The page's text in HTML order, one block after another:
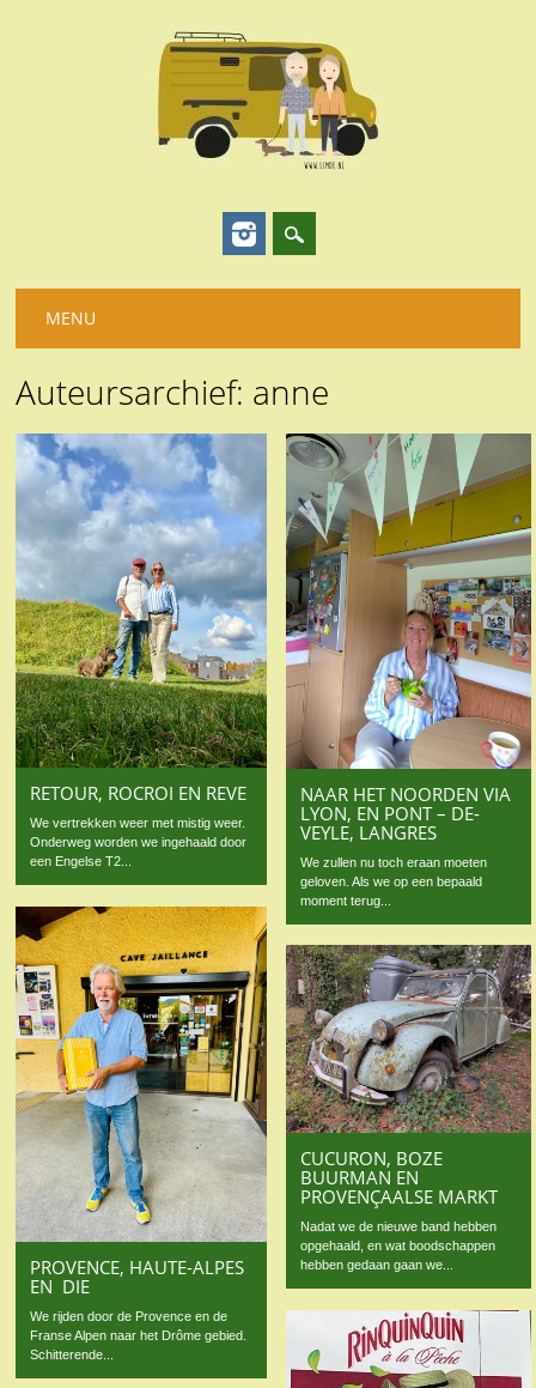
Hoofdmenu
naar
MENU
Auteursarchief: anne
RETOUR, ROCROI EN REVE
We vertrekken weer met mistig weer.
Onderweg worden we ingehaald door
een Engelse T2...
NAAR HET NOORDEN VIA
LYON, EN PONT – DE-
VEYLE, LANGRES
We zullen nu toch eraan moeten
geloven. Als we op een bepaald
moment terug...
PROVENCE, HAUTE-ALPES
EN DIE
We rijden door de Provence en de
Franse Alpen naar het Drôme gebied.
Schitterende...
CUCURON, BOZE
BUURMAN EN
PROVENÇAALSE MARKT
Nadat we de nieuwe band hebben
opgehaald, en wat boodschappen
hebben gedaan gaan we...